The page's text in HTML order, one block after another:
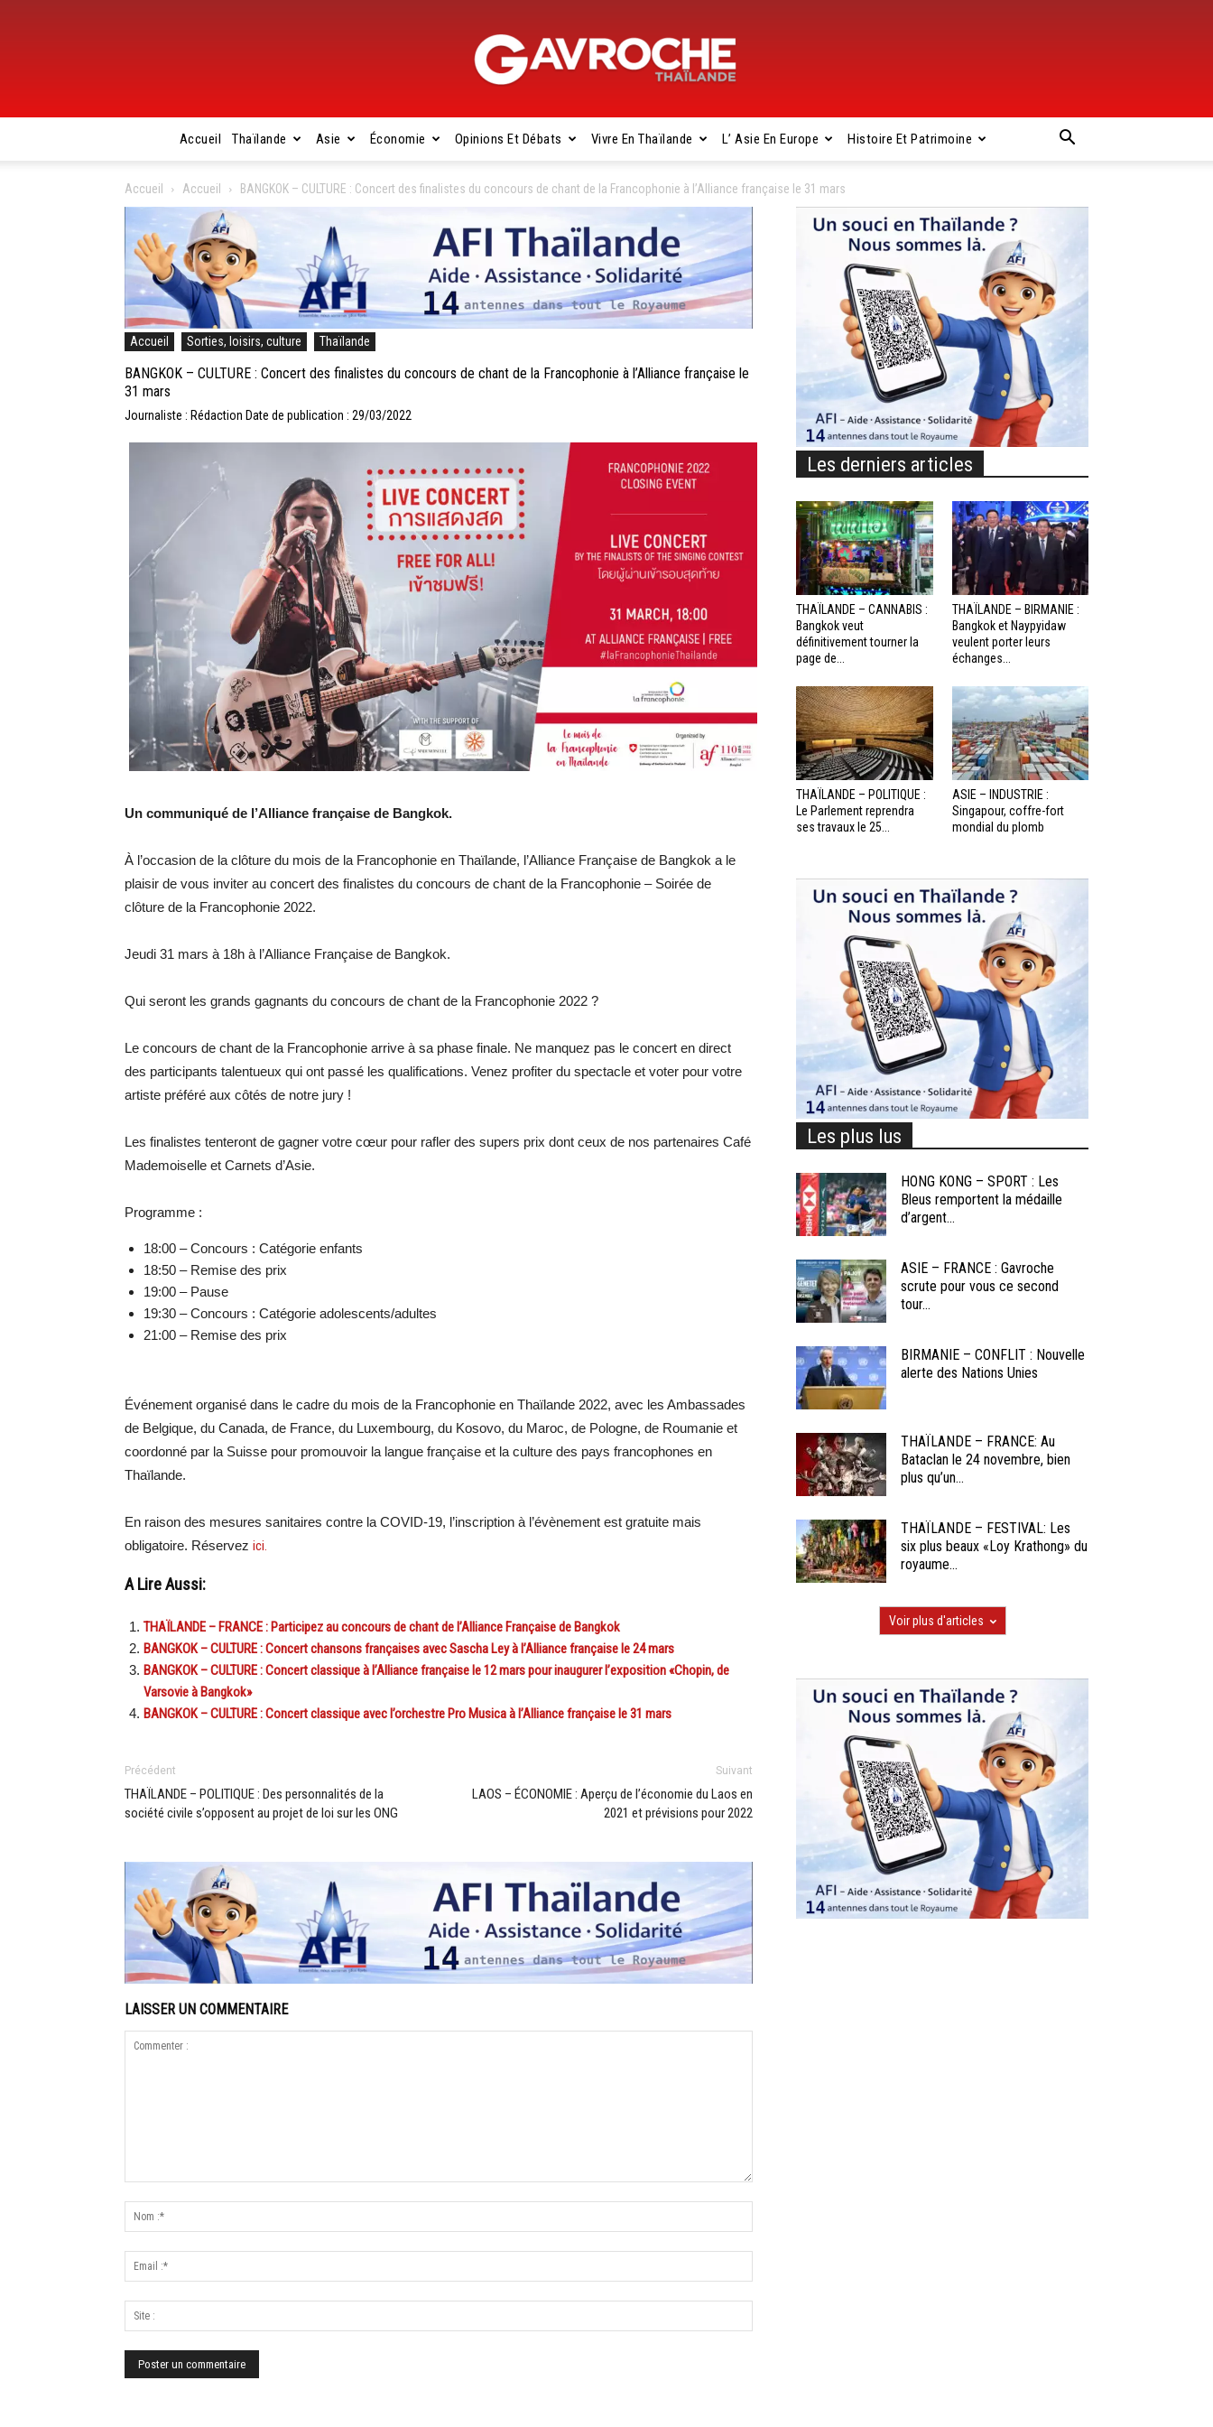
Gavroche
Thaïlande
Accueil Thaïlande Asie Économie Opinions Et Débats Vivre En Thaïlande L’ Asie En Europe Histoire Et Patrimoine
Accueil Accueil BANGKOK – CULTURE : Concert des finalistes du concours de chant de la Francophonie à l’Alliance française le 31 mars
Accueil Sorties, loisirs, culture Thaïlande
BANGKOK – CULTURE : Concert des finalistes du concours de chant de la Francophonie à l’Alliance française le
31 mars
Journaliste : Rédaction Date de publication : 29/03/2022
Un communiqué de l’Alliance française de Bangkok.
À l’occasion de la clôture du mois de la Francophonie en Thaïlande, l’Alliance Française de Bangkok a le
plaisir de vous inviter au concert des finalistes du concours de chant de la Francophonie – Soirée de
clôture de la Francophonie 2022.
Jeudi 31 mars à 18h à l’Alliance Française de Bangkok.
Qui seront les grands gagnants du concours de chant de la Francophonie 2022 ?
Le concours de chant de la Francophonie arrive à sa phase finale. Ne manquez pas le concert en direct
des participants talentueux qui ont passé les qualifications. Venez profiter du spectacle et voter pour votre
artiste préféré aux côtés de notre jury !
Les finalistes tenteront de gagner votre cœur pour rafler des supers prix dont ceux de nos partenaires Café
Mademoiselle et Carnets d’Asie.
Programme :
18:00 – Concours : Catégorie enfants
18:50 – Remise des prix
19:00 – Pause
19:30 – Concours : Catégorie adolescents/adultes
21:00 – Remise des prix
Événement organisé dans le cadre du mois de la Francophonie en Thaïlande 2022, avec les Ambassades
de Belgique, du Canada, de France, du Luxembourg, du Kosovo, du Maroc, de Pologne, de Roumanie et
coordonné par la Suisse pour promouvoir la langue française et la culture des pays francophones en
Thaïlande.
En raison des mesures sanitaires contre la COVID-19, l’inscription à l’évènement est gratuite mais
obligatoire. Réservez ici.
A Lire Aussi:
THAÏLANDE – FRANCE : Participez au concours de chant de l’Alliance Française de Bangkok
BANGKOK – CULTURE : Concert chansons françaises avec Sascha Ley à l’Alliance française le 24 mars
BANGKOK – CULTURE : Concert classique à l’Alliance française le 12 mars pour inaugurer l’exposition «Chopin, de
Varsovie à Bangkok»
BANGKOK – CULTURE : Concert classique avec l’orchestre Pro Musica à l’Alliance française le 31 mars
Précédent
THAÏLANDE – POLITIQUE : Des personnalités de la
société civile s’opposent au projet de loi sur les ONG
Suivant
LAOS – ÉCONOMIE : Aperçu de l’économie du Laos en
2021 et prévisions pour 2022
LAISSER UN COMMENTAIRE
Les derniers articles
THAÏLANDE – CANNABIS :
Bangkok veut
définitivement tourner la
page de...
THAÏLANDE – BIRMANIE :
Bangkok et Naypyidaw
veulent porter leurs
échanges...
THAÏLANDE – POLITIQUE :
Le Parlement reprendra
ses travaux le 25...
ASIE – INDUSTRIE :
Singapour, coffre-fort
mondial du plomb
Les plus lus
HONG KONG – SPORT : Les
Bleus remportent la médaille
d’argent...
ASIE – FRANCE : Gavroche
scrute pour vous ce second
tour...
BIRMANIE – CONFLIT : Nouvelle
alerte des Nations Unies
THAÏLANDE – FRANCE: Au
Bataclan le 24 novembre, bien
plus qu’un...
THAÏLANDE – FESTIVAL: Les
six plus beaux «Loy Krathong» du
royaume...
Voir plus d'articles